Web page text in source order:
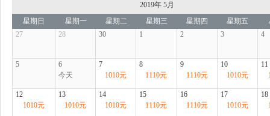
星期日 星期一 星期二 星期三 星期四 星期五
2019年 5月
27 28 30 1 2 3 4
5
6
今天
7
1010元
8
1110元
9
1110元
10
1010元
11
12
1010元
13
1010元
14
1010元
15
1110元
16
1110元
17
1010元
18